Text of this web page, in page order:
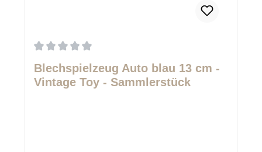
Blechspielzeug Auto blau 13 cm -
Vintage Toy - Sammlerstück